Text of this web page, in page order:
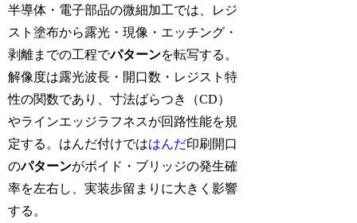
半導体・電子部品の微細加工では、レジ
スト塗布から露光・現像・エッチング・
剥離までの工程でパターンを転写する。
解像度は露光波長・開口数・レジスト特
性の関数であり、寸法ばらつき（CD）
やラインエッジラフネスが回路性能を規
定する。はんだ付けでははんだ印刷開口
のパターンがボイド・ブリッジの発生確
率を左右し、実装歩留まりに大きく影響
する。